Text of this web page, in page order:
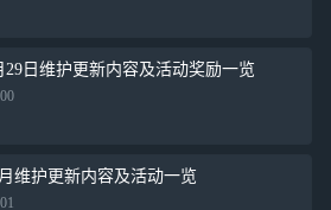
29日维护更新内容及活动奖励一览
维护更新内容及活动一览